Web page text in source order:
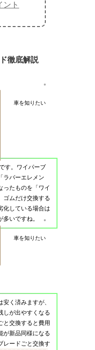
ント
徹底解説
車を知りたい
す。ワイパーブ
ラバーエレメン
ったものを「ワイ
ゴムだけ交換する
化している場合は
いですね。
車を知りたい
く済みますが、
しが出やすくなる
と交換すると費用
が新品同様になる
レードごと交換す